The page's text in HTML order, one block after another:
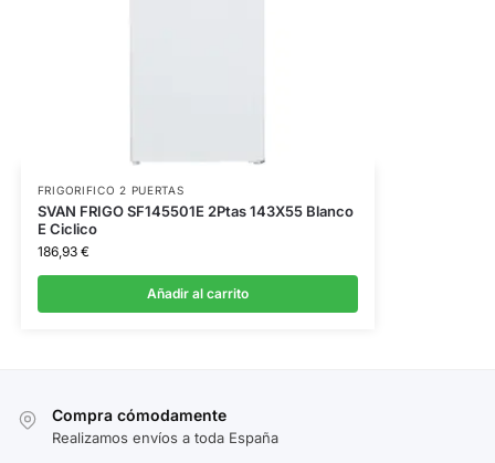
FRIGORIFICO 2 PUERTAS
SVAN FRIGO SF145501E 2Ptas 143X55 Blanco
E Ciclico
186,93 €
Añadir al carrito
Compra cómodamente
Realizamos envíos a toda España